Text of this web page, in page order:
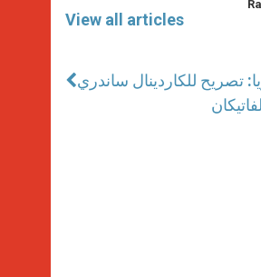
View all articles
تصريح للكاردينال ساندري